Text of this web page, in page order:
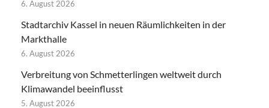
6. August 2026
Stadtarchiv Kassel in neuen Räumlichkeiten in der
Markthalle
6. August 2026
Verbreitung von Schmetterlingen weltweit durch
Klimawandel beeinflusst
5. August 2026